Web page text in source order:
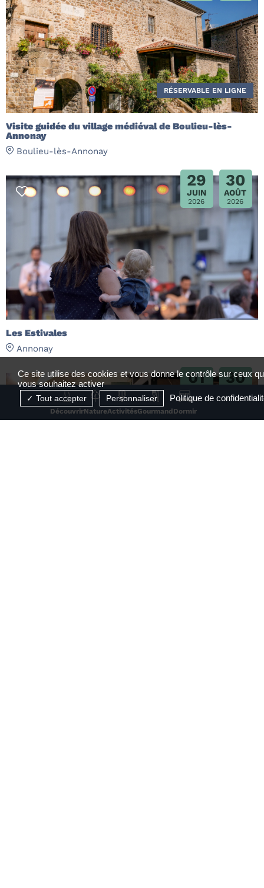
DécouvrirNatureActivitésGourmand Dormir
Visite guidée du village médiéval de Boulieu-lès-
Annonay
Boulieu-lès-Annonay
RÉSERVABLE EN LIGNE
29
JUIN
2026
30
AOÛT
2026
Les Estivales
Annonay
01
JUIL
2026
30
2026
Ce site utilise des cookies et vous donne le contrôle sur ceux
vous souhaitez activer
Tout accepter Personnaliser Politique de